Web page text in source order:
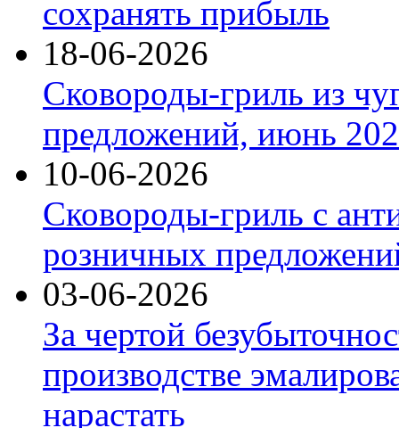
сохранять прибыль
18-06-2026
Сковороды-гриль из
предложений, июнь
10-06-2026
Сковороды-гриль с
розничных
03-06-2026
За чертой
производстве
нарастать